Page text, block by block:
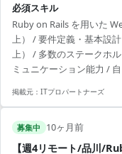
ケーラビリティを考慮し
／ 要件定義ドキュメント
ト）のスケジュール立案
じたチーム全体の品質向
実装も自ら手を動かすこ
必須スキル
Ruby on Rails を用いた
上） / 要件定義・基本設
上） / 多数のステークホ
ミュニケーション能力 /
による IaC 化の経験 / 生
掲載元： ITプロパートナーズ
募集中 10ヶ月前
【週4リモート/品川/